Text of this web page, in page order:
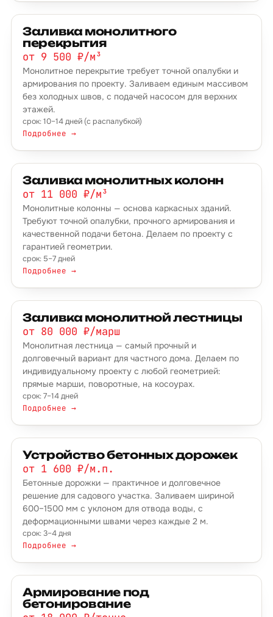
Заливка монолитного
перекрытия
от 9 500 ₽/м³
Монолитное перекрытие требует точной опалубки и
армирования по проекту. Заливаем единым массивом
без холодных швов, с подачей насосом для верхних
этажей.
срок: 10–14 дней (с распалубкой)
Подробнее →
Заливка монолитных колонн
от 11 000 ₽/м³
Монолитные колонны — основа каркасных зданий.
Требуют точной опалубки, прочного армирования и
качественной подачи бетона. Делаем по проекту с
гарантией геометрии.
срок: 5–7 дней
Подробнее →
Заливка монолитной лестницы
от 80 000 ₽/марш
Монолитная лестница — самый прочный и
долговечный вариант для частного дома. Делаем по
индивидуальному проекту с любой геометрией:
прямые марши, поворотные, на косоурах.
срок: 7–14 дней
Подробнее →
Устройство бетонных дорожек
от 1 600 ₽/м.п.
Бетонные дорожки — практичное и долговечное
решение для садового участка. Заливаем шириной
600–1500 мм с уклоном для отвода воды, с
деформационными швами через каждые 2 м.
срок: 3–4 дня
Подробнее →
Армирование под
бетонирование